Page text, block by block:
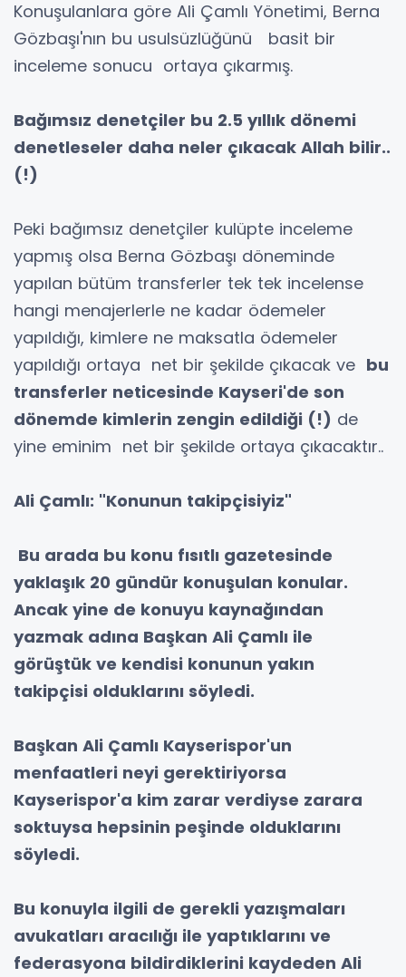
Konuşulanlara göre Ali Çamlı Yönetimi, Berna
Gözbaşı'nın bu usulsüzlüğünü basit bir
inceleme sonucu ortaya çıkarmış.
Bağımsız denetçiler bu 2.5 yıllık dönemi
denetleseler daha neler çıkacak Allah bilir..
(!)
Peki bağımsız denetçiler kulüpte inceleme
yapmış olsa Berna Gözbaşı döneminde
yapılan bütüm transferler tek tek incelense
hangi menajerlerle ne kadar ödemeler
yapıldığı, kimlere ne maksatla ödemeler
yapıldığı ortaya net bir şekilde çıkacak ve bu
transferler neticesinde Kayseri'de son
dönemde kimlerin zengin edildiği (!) de
yine eminim net bir şekilde ortaya çıkacaktır..
Ali Çamlı: "Konunun takipçisiyiz"
Bu arada bu konu fısıtlı gazetesinde
yaklaşık 20 gündür konuşulan konular.
Ancak yine de konuyu kaynağından
yazmak adına Başkan Ali Çamlı ile
görüştük ve kendisi konunun yakın
takipçisi olduklarını söyledi.
Başkan Ali Çamlı Kayserispor'un
menfaatleri neyi gerektiriyorsa
Kayserispor'a kim zarar verdiyse zarara
soktuysa hepsinin peşinde olduklarını
söyledi.
Bu konuyla ilgili de gerekli yazışmaları
avukatları aracılığı ile yaptıklarını ve
federasyona bildirdiklerini kaydeden Ali